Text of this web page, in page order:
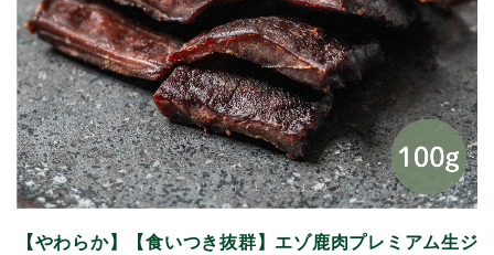
【やわらか】【食いつき抜群】エゾ鹿肉プレミアム生ジ